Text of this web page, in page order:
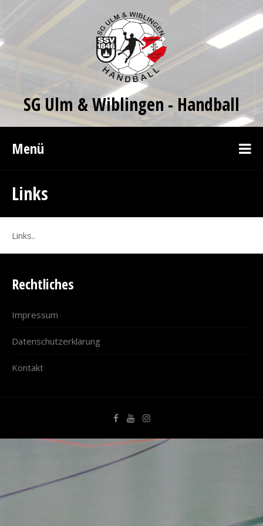
SG Ulm & Wiblingen - Handball
Menü
Links
Links..
Rechtliches
Impressum
Datenschutzerklärung
Kontakt